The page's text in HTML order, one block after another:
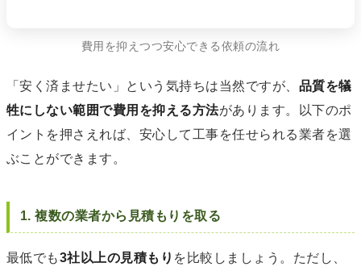
費用を抑えつつ安心できる依頼の流れ
「安く済ませたい」という気持ちは当然ですが、 品質を犠
牲にしない範囲で費用を抑える方法があります。以下のポ
イントを押さえれば、安心して工事を任せられる業者を選
ぶことができます。
1. 複数の業者から見積もりを取る
最低でも3社以上の見積もり を比較しましょう。ただし、